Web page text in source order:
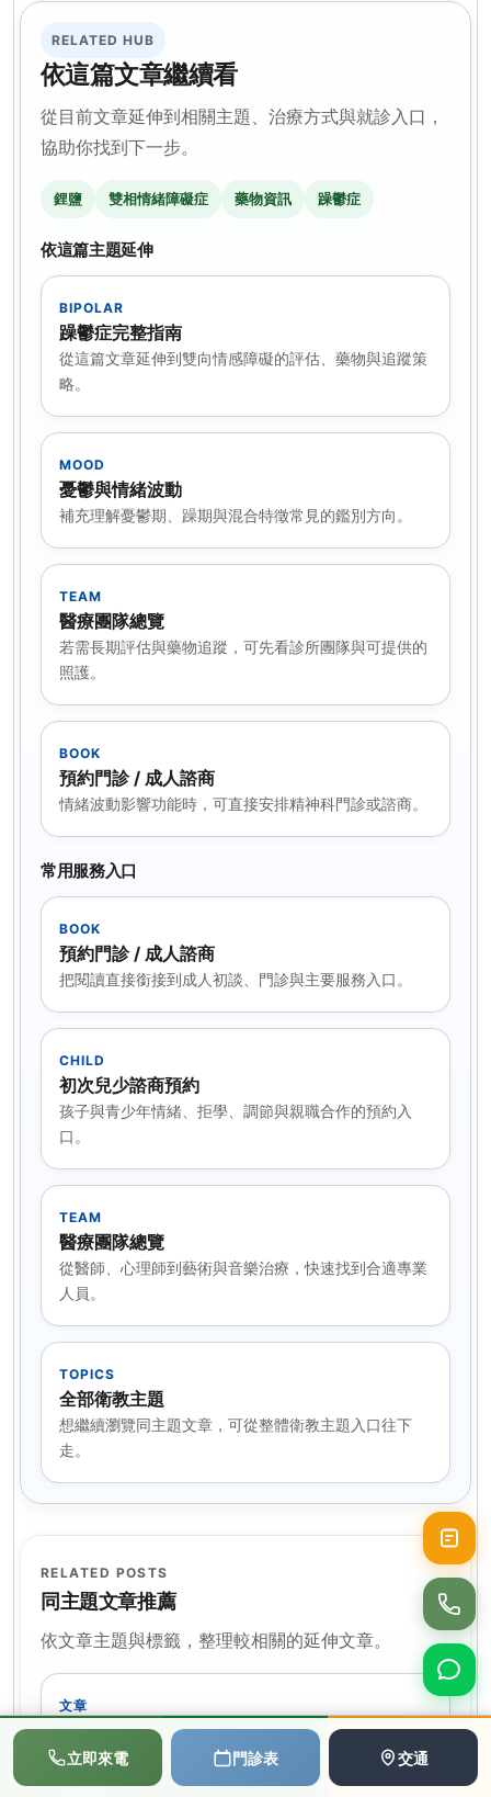
RELATED HUB
依這篇文章繼續看
從目前文章延伸到相關主題、治療方式與就診入口，
協助你找到下一步。
鋰鹽 雙相情緒障礙症 藥物資訊 躁鬱症
依這篇主題延伸
BIPOLAR
躁鬱症完整指南
從這篇文章延伸到雙向情感障礙的評估、藥物與追蹤策
略。
MOOD
憂鬱與情緒波動
補充理解憂鬱期、躁期與混合特徵常見的鑑別方向。
TEAM
醫療團隊總覽
若需長期評估與藥物追蹤，可先看診所團隊與可提供的
照護。
BOOK
預約門診 / 成人諮商
情緒波動影響功能時，可直接安排精神科門診或諮商。
常用服務入口
BOOK
預約門診 / 成人諮商
把閱讀直接銜接到成人初談、門診與主要服務入口。
CHILD
初次兒少諮商預約
孩子與青少年情緒、拒學、調節與親職合作的預約入
口。
TEAM
醫療團隊總覽
從醫師、心理師到藝術與音樂治療，快速找到合適專業
人員。
TOPICS
全部衛教主題
想繼續瀏覽同主題文章，可從整體衛教主題入口往下
走。
RELATED POSTS
同主題文章推薦
依文章主題與標籤，整理較相關的延伸文章。
文章
鋰鹽 (學名Lithium salts) × 腎功能追蹤工具 |
鋰鹽治療時，如何判讀腎功能風險？
.li-renal-page, .li-renal-page * { box-sizing: border-
立即來電 門診表 交通
📞 💬 📅